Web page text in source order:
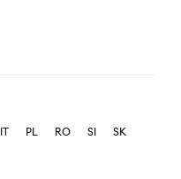
IT PL RO SI
SK